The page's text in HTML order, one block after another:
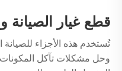
قطع غيار الصيانة
تُستخدم هذه الأجزاء للصيانة
وحل مشكلات تآكل